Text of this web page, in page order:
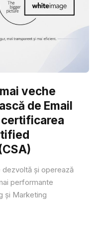
veche
de Email
și operează
performante
și Marketing